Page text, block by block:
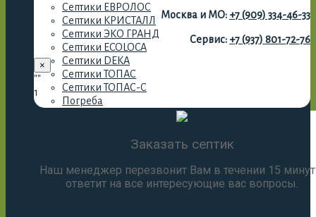
Москва и МО: +7 (909) 334-46-33
Сервис: +7 (937) 801-72-76
×
""
1
Заказать септик
Наш менеджер перезвонит Вам в течении 15
ответит на все интересующие вас вопросы.
Септики ЕВРОЛОС
Септики КРИСТАЛЛ
Септики ЭКО ГРАНД
Септики ECOLOCA
Септики DEKA
Септики ТОПАС
Септики ТОПАС-С
Погреба
Портфолио